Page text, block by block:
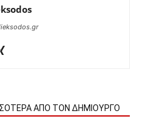
ΑΠΟ ΤΟΝ ΔΗΜΙΟΥΡΓΟ